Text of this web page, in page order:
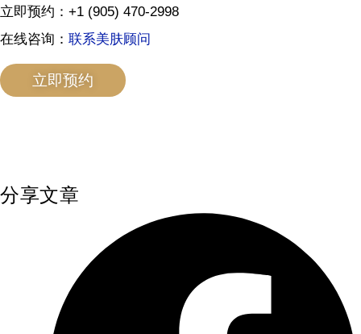
立即预约：+1 (905) 470-2998
在线咨询： 联系美肤顾问
立即预约
分享文章